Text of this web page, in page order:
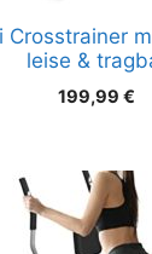
Crosstrainer
leise &
199,99 €